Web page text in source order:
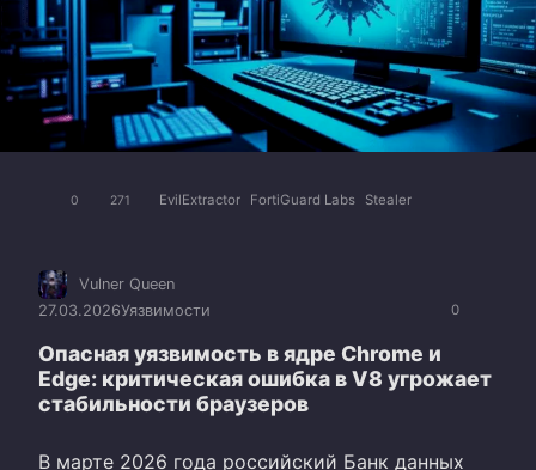
0 271 EvilExtractor FortiGuard Labs Stealer
0
Vulner Queen
27.03.2026Уязвимости
Опасная уязвимость в ядре Chrome и
Edge: критическая ошибка в V8 угрожает
стабильности браузеров
В марте 2026 года российский Банк данных